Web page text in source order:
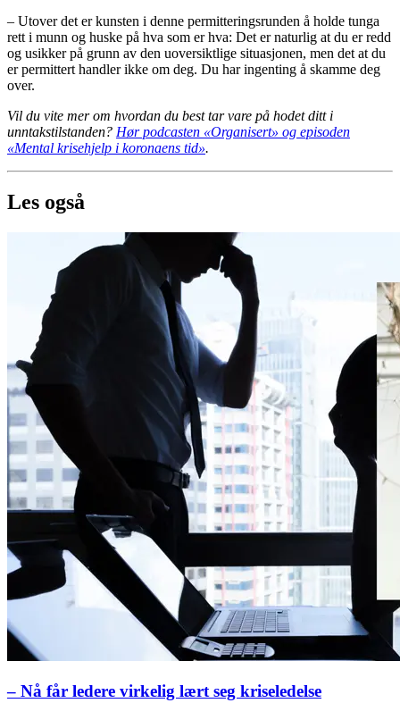
– Utover det er kunsten i denne permitteringsrunden å holde tunga
rett i munn og huske på hva som er hva: Det er naturlig at du er redd
og usikker på grunn av den uoversiktlige situasjonen, men det at du
er permittert handler ikke om deg. Du har ingenting å skamme deg
over.
Vil du vite mer om hvordan du best tar vare på hodet ditt i
unntakstilstanden? Hør podcasten «Organisert» og episoden
«Mental krisehjelp i koronaens tid».
Les også
– Nå får ledere virkelig lært seg kriseledelse